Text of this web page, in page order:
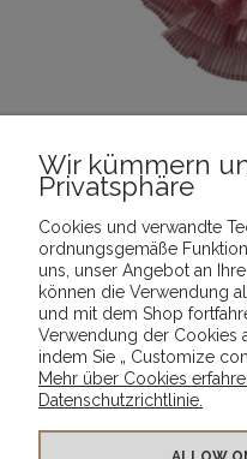
ZUM
Wir kümmern
Privatsphäre
Cookies und verwandte
ordnungsgemäße
uns, unser Angebot an
können die Verwendung
und mit dem Shop
Verwendung der Cookies
indem Sie „ Customize
Mehr über Cookies
Datenschutzrichtlinie.